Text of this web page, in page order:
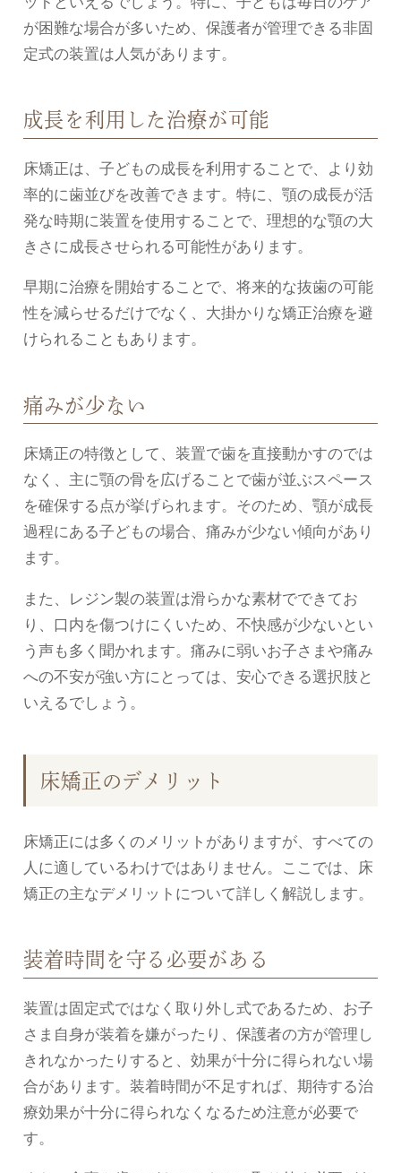
が困難な場合が多いため、保護者が管理できる非固
定式の装置は人気があります。
成長を利用した治療が可能
床矯正は、子どもの成長を利用することで、より効
率的に歯並びを改善できます。特に、顎の成長が活
発な時期に装置を使用することで、理想的な顎の大
きさに成長させられる可能性があります。
早期に治療を開始することで、将来的な抜歯の可能
性を減らせるだけでなく、大掛かりな矯正治療を避
けられることもあります。
痛みが少ない
床矯正の特徴として、装置で歯を直接動かすのでは
なく、主に顎の骨を広げることで歯が並ぶスペース
を確保する点が挙げられます。そのため、顎が成長
過程にある子どもの場合、痛みが少ない傾向があり
ます。
また、レジン製の装置は滑らかな素材でできてお
り、口内を傷つけにくいため、不快感が少ないとい
う声も多く聞かれます。痛みに弱いお子さまや痛み
への不安が強い方にとっては、安心できる選択肢と
いえるでしょう。
床矯正のデメリット
床矯正には多くのメリットがありますが、すべての
人に適しているわけではありません。ここでは、床
矯正の主なデメリットについて詳しく解説します。
装着時間を守る必要がある
装置は固定式ではなく取り外し式であるため、お子
さま自身が装着を嫌がったり、保護者の方が管理し
きれなかったりすると、効果が十分に得られない場
合があります。装着時間が不足すれば、期待する治
療効果が十分に得られなくなるため注意が必要で
す。